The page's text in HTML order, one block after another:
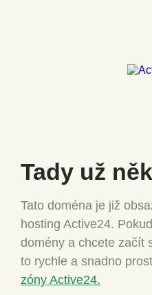
Tady už
Tato doména je již
hosting Active24.
domény a chcete začít
to rychle a snadno
zóny Active24.